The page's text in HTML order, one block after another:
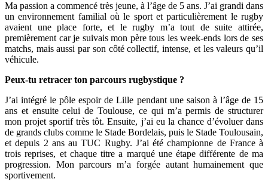
Ma passion a commencé très jeune, à l’âge de 5 ans. J’ai grandi dans
un environnement familial où le sport et particulièrement le rugby
avaient une place forte, et le rugby m’a tout de suite attirée,
premièrement car je suivais mon père tous les week-ends lors de ses
matchs, mais aussi par son côté collectif, intense, et les valeurs qu’il
véhicule.
Peux-tu retracer ton parcours rugbystique ?
J’ai intégré le pôle espoir de Lille pendant une saison à l’âge de 15
ans et ensuite celui de Toulouse, ce qui m’a permis de structurer
mon projet sportif très tôt. Ensuite, j’ai eu la chance d’évoluer dans
de grands clubs comme le Stade Bordelais, puis le Stade Toulousain,
et depuis 2 ans au TUC Rugby. J’ai été championne de France à
trois reprises, et chaque titre a marqué une étape différente de ma
progression. Mon parcours m’a forgée autant humainement que
sportivement.